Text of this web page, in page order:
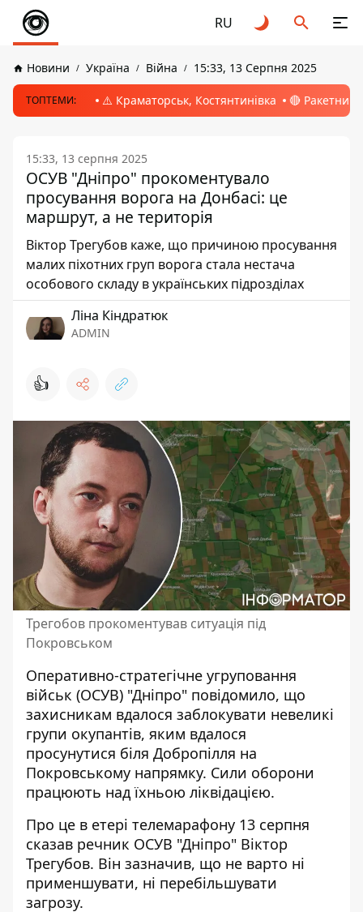
RU
Новини Україна Війна 15:33, 13 Серпня 2025
ТОПТЕМИ: ⚠️ Краматорськ, Костянтинівка 🔴 Ракетний
15:33, 13 серпня 2025
ОСУВ "Дніпро" прокоментувало
просування ворога на Донбасі: це
маршрут, а не територія
Віктор Трегубов каже, що причиною просування
малих піхотних груп ворога стала нестача
особового складу в українських підрозділах
Ліна Кіндратюк
ADMIN
👍
Трегобов прокоментував ситуація під
Покровськом
Оперативно-стратегічне угруповання
військ (ОСУВ) "Дніпро" повідомило, що
захисникам вдалося заблокувати невеликі
групи окупантів, яким вдалося
просунутися біля Добропілля на
Покровському напрямку. Сили оборони
працюють над їхньою ліквідацією.
Про це в етері телемарафону 13 серпня
сказав речник ОСУВ "Дніпро" Віктор
Трегубов. Він зазначив, що не варто ні
применшувати, ні перебільшувати
загрозу.